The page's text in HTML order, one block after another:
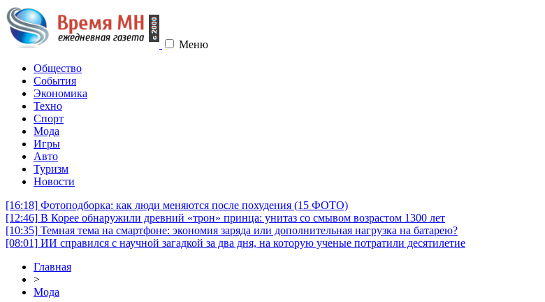
Меню
Общество
События
Экономика
Техно
Спорт
Мода
Игры
Авто
Туризм
Новости
[16:18] Фотоподборка: как люди меняются после похудения (15 ФОТО)
[12:46] В Корее обнаружили древний «трон» принца: унитаз со смывом возрастом 1300 лет
[10:35] Темная тема на смартфоне: экономия заряда или дополнительная нагрузка на батарею?
[08:01] ИИ справился с научной загадкой за два дня, на которую ученые потратили десятилетие
Главная
>
Мода